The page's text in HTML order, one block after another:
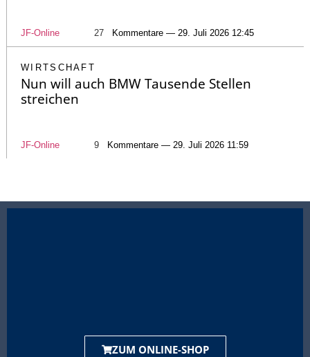
JF-Online 27 Kommentare — 29. Juli 2026 12:45
WIRTSCHAFT
Nun will auch BMW Tausende Stellen
streichen
JF-Online 9 Kommentare — 29. Juli 2026 11:59
ZUM ONLINE-SHOP